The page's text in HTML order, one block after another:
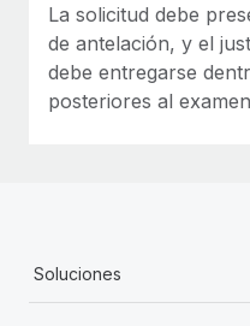
La solicitud debe
de antelación, y el
debe entregarse
posteriores al
Soluciones